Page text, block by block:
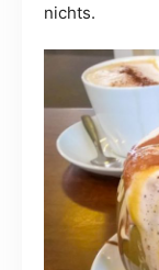
nichts.